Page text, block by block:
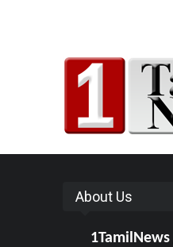
About Us
1TamilNews